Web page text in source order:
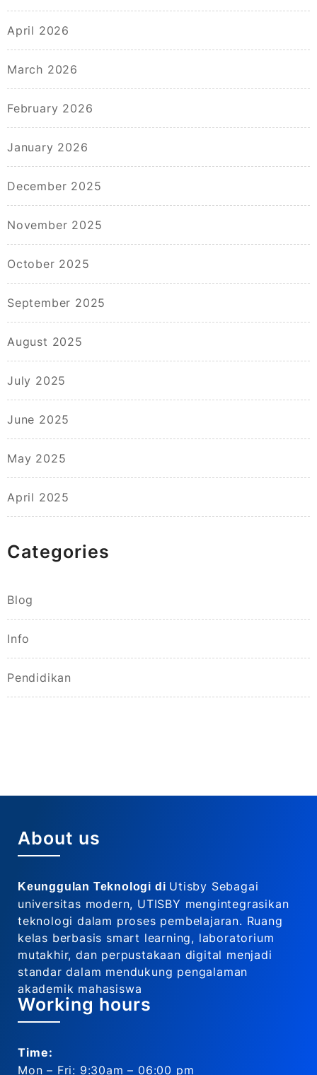
April 2026
March 2026
February 2026
January 2026
December 2025
November 2025
October 2025
September 2025
August 2025
July 2025
June 2025
May 2025
April 2025
Categories
Blog
Info
Pendidikan
About us
Keunggulan Teknologi di Utisby Sebagai
universitas modern, UTISBY mengintegrasikan
teknologi dalam proses pembelajaran. Ruang
kelas berbasis smart learning, laboratorium
mutakhir, dan perpustakaan digital menjadi
standar dalam mendukung pengalaman
akademik mahasiswa
Working hours
Time:
Mon – Fri: 9:30am – 06:00 pm